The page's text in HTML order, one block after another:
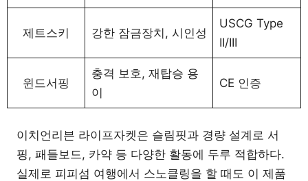
제트스키 강한 잠금장치, 시인성
USCG Type
II/III
윈드서핑
충격 보호, 재탑승 용
이
CE 인증
이치언리븐 라이프자켓은 슬림핏과 경량 설계로 서
핑, 패들보드, 카약 등 다양한 활동에 두루 적합하다.
실제로 피피섬 여행에서 스노클링을 할 때도 이 제품